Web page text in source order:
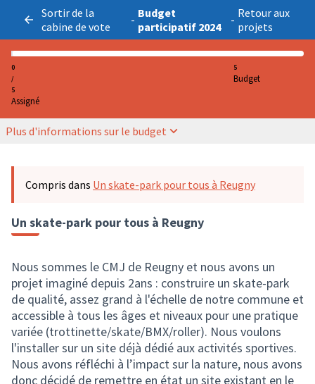
Sortir de la
cabine de vote
- Budget
participatif 2024
- Retour aux
projets
0
/
5
Assigné
5
Budget
Plus d'informations sur le budget
Compris dans Un skate-park pour tous à Reugny
Un skate-park pour tous à Reugny
Nous sommes le CMJ de Reugny et nous avons un
projet imaginé depuis 2ans : construire un skate-park
de qualité, assez grand à l'échelle de notre commune et
accessible à tous les âges et niveaux pour une pratique
variée (trottinette/skate/BMX/roller). Nous voulons
l'installer sur un site déjà dédié aux activités sportives.
Nous avons réfléchi à l’impact sur la nature, nous avons
donc décidé de remettre en état un site existant en le